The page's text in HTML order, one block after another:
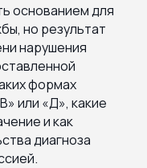
основанием для
но результат
нарушения
формах
или «Д», какие
и как
диагноза